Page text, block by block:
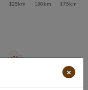
×
125km 150km 175km